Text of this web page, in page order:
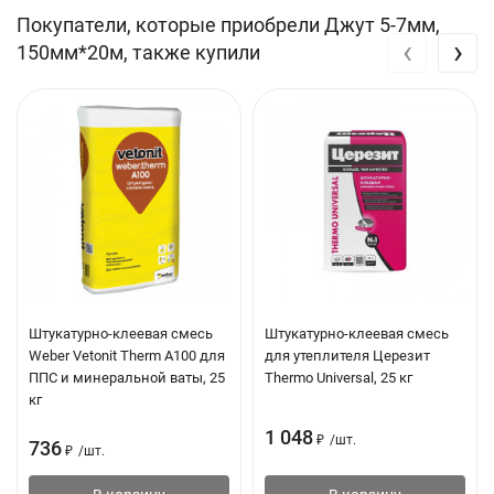
Покупатели, которые приобрели Джут 5-7мм,
150мм*20м, также купили
Штукатурно-клеевая смесь
Weber Vetonit Therm А100 для
ППС и минеральной ваты, 25
кг
736 ₽ /шт.
Штукатурно-клеевая смесь
для утеплителя Церезит
Thermo Universal, 25 кг
1 048 ₽ /шт.
‹ ›